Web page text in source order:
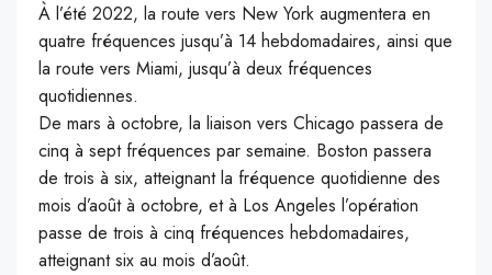
À l’été 2022, la route vers New York augmentera en
quatre fréquences jusqu’à 14 hebdomadaires, ainsi que
la route vers Miami, jusqu’à deux fréquences
quotidiennes.
De mars à octobre, la liaison vers Chicago passera de
cinq à sept fréquences par semaine. Boston passera
de trois à six, atteignant la fréquence quotidienne des
mois d’août à octobre, et à Los Angeles l’opération
passe de trois à cinq fréquences hebdomadaires,
atteignant six au mois d’août.